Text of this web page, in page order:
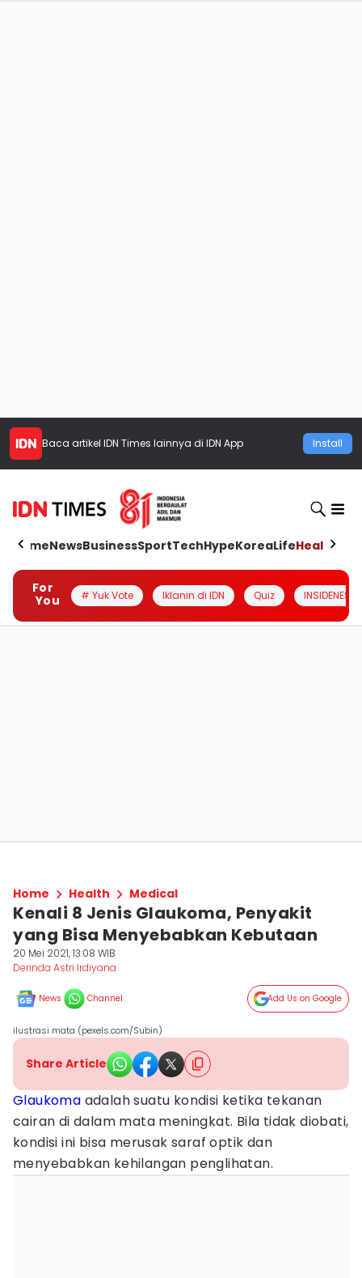
Baca artikel IDN Times lainnya di IDN App Install
HomeNewsBusinessSportTechHypeKoreaLifeHealth
For
You
# Yuk Vote Iklanin di IDN Quiz INSIDENESIA
Home Health Medical
Kenali 8 Jenis Glaukoma, Penyakit
yang Bisa Menyebabkan Kebutaan
20 Mei 2021, 13:08 WIB
Derinda Astri Irdiyana
News Channel Add Us on Google
ilustrasi mata (pexels.com/Subin)
Share Article
Glaukoma adalah suatu kondisi ketika tekanan
cairan di dalam mata meningkat. Bila tidak diobati,
kondisi ini bisa merusak saraf optik dan
menyebabkan kehilangan penglihatan.